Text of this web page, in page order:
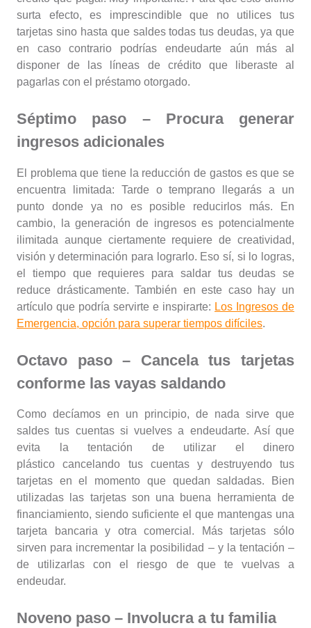
surta efecto, es imprescindible que no utilices tus
tarjetas sino hasta que saldes todas tus deudas, ya que
en caso contrario podrías endeudarte aún más al
disponer de las líneas de crédito que liberaste al
pagarlas con el préstamo otorgado.
Séptimo paso – Procura generar
ingresos adicionales
El problema que tiene la reducción de gastos es que se
encuentra limitada: Tarde o temprano llegarás a un
punto donde ya no es posible reducirlos más. En
cambio, la generación de ingresos es potencialmente
ilimitada aunque ciertamente requiere de creatividad,
visión y determinación para lograrlo. Eso sí, si lo logras,
el tiempo que requieres para saldar tus deudas se
reduce drásticamente. También en este caso hay un
artículo que podría servirte e inspirarte: Los Ingresos de
Emergencia, opción para superar tiempos difíciles.
Octavo paso – Cancela tus tarjetas
conforme las vayas saldando
Como decíamos en un principio, de nada sirve que
saldes tus cuentas si vuelves a endeudarte. Así que
evita la tentación de utilizar el dinero
plástico cancelando tus cuentas y destruyendo tus
tarjetas en el momento que quedan saldadas. Bien
utilizadas las tarjetas son una buena herramienta de
financiamiento, siendo suficiente el que mantengas una
tarjeta bancaria y otra comercial. Más tarjetas sólo
sirven para incrementar la posibilidad – y la tentación –
de utilizarlas con el riesgo de que te vuelvas a
endeudar.
Noveno paso – Involucra a tu familia